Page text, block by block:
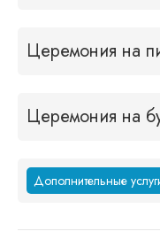
Церемония на
Церемония на
Дополнительные